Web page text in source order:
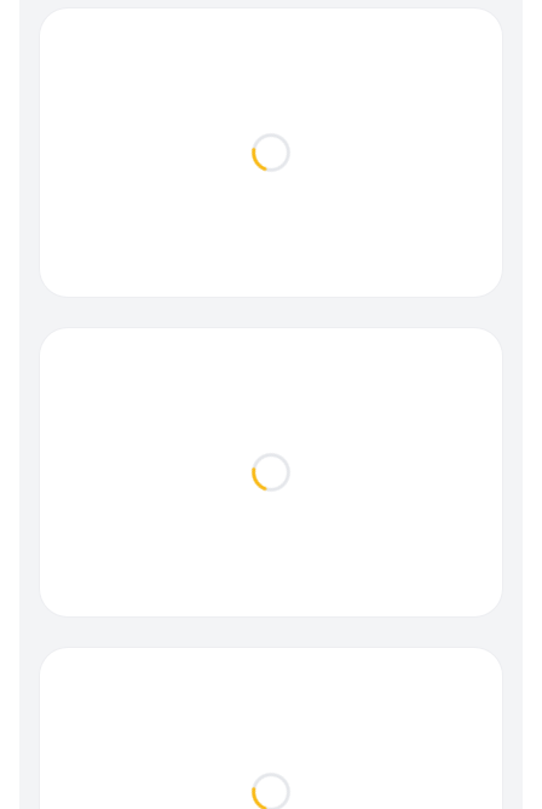
Loading...
Loading...